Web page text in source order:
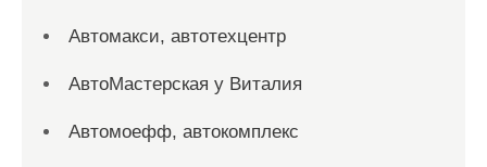
Автомакси, автотехцентр
АвтоМастерская у Виталия
Автомоефф, автокомплекс